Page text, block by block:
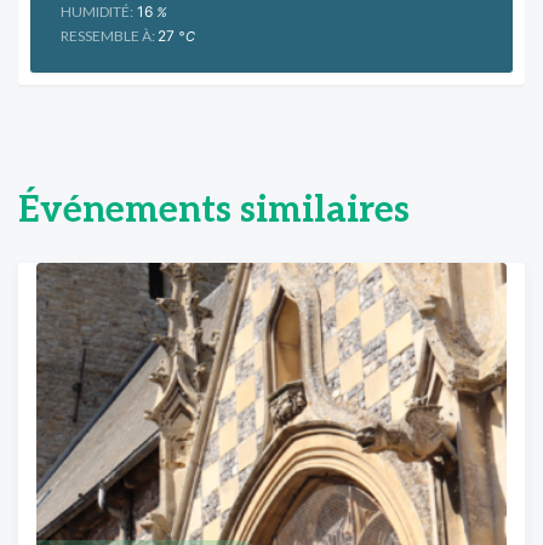
HUMIDITÉ: 16 %
RESSEMBLE À: 27 °C
Événements similaires